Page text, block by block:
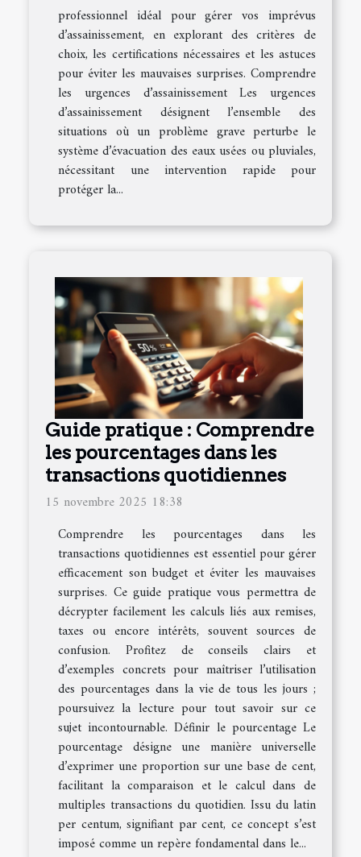
professionnel idéal pour gérer vos imprévus
d’assainissement, en explorant des critères de
choix, les certifications nécessaires et les astuces
pour éviter les mauvaises surprises. Comprendre
les urgences d’assainissement Les urgences
d’assainissement désignent l’ensemble des
situations où un problème grave perturbe le
système d’évacuation des eaux usées ou pluviales,
nécessitant une intervention rapide pour
protéger la...
Guide pratique : Comprendre
les pourcentages dans les
transactions quotidiennes
15 novembre 2025 18:38
Comprendre les pourcentages dans les
transactions quotidiennes est essentiel pour gérer
efficacement son budget et éviter les mauvaises
surprises. Ce guide pratique vous permettra de
décrypter facilement les calculs liés aux remises,
taxes ou encore intérêts, souvent sources de
confusion. Profitez de conseils clairs et
d’exemples concrets pour maîtriser l’utilisation
des pourcentages dans la vie de tous les jours ;
poursuivez la lecture pour tout savoir sur ce
sujet incontournable. Définir le pourcentage Le
pourcentage désigne une manière universelle
d’exprimer une proportion sur une base de cent,
facilitant la comparaison et le calcul dans de
multiples transactions du quotidien. Issu du latin
per centum, signifiant par cent, ce concept s’est
imposé comme un repère fondamental dans le...